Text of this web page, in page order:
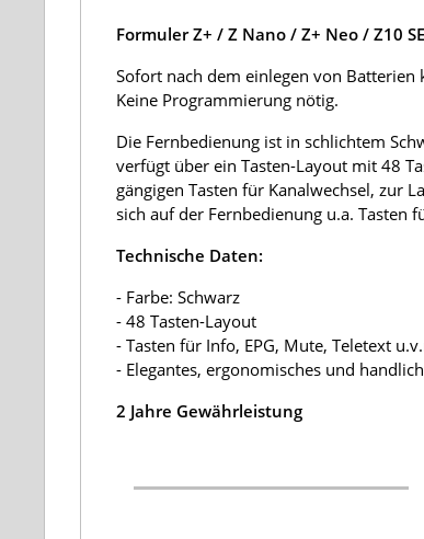
Formuler Z+ / Z Nano / Z+ Neo / Z10
Sofort nach dem einlegen von
Keine Programmierung nötig.
Die Fernbedienung ist in schlichtem
verfügt über ein Tasten-Layout mit 48
gängigen Tasten für Kanalwechsel, zur
sich auf der Fernbedienung u.a. Tasten
Technische Daten:
- Farbe: Schwarz
- 48 Tasten-Layout
- Tasten für Info, EPG, Mute, Teletext
- Elegantes, ergonomisches und
2 Jahre Gewährleistung